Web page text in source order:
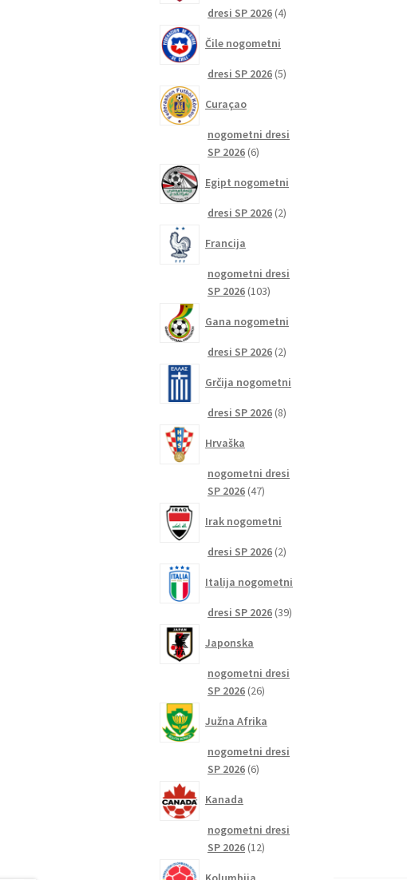
dresi SP 2026 44
Čile nogometni
dresi SP 2026 55
Curaçao
nogometni dresi
SP 2026 66
Egipt nogometni
dresi SP 2026 22
Francija
nogometni dresi
SP 2026 103103
Gana nogometni
dresi SP 2026 22
Grčija nogometni
dresi SP 2026 88
Hrvaška
nogometni dresi
SP 2026 4747
Irak nogometni
dresi SP 2026 22
Italija nogometni
dresi SP 2026 3939
Japonska
nogometni dresi
SP 2026 2626
Južna Afrika
nogometni dresi
SP 2026 66
Kanada
nogometni dresi
SP 2026 1212